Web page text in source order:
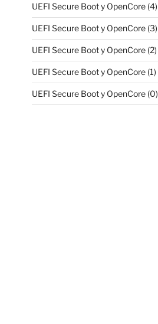
UEFI Secure Boot y OpenCore (4)
UEFI Secure Boot y OpenCore (3)
UEFI Secure Boot y OpenCore (2)
UEFI Secure Boot y OpenCore (1)
UEFI Secure Boot y OpenCore (0)